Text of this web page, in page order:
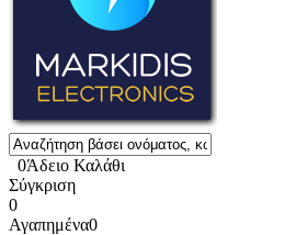
0Άδειο Καλάθι
Σύγκριση
0
Αγαπημένα0